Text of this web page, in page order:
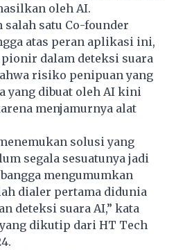
oleh AI.
salah satu Co-founder
atas peran aplikasi ini,
dalam deteksi suara
risiko penipuan yang
yang dibuat oleh AI kini
menjamurnya alat
solusi yang
segala sesuatunya jadi
mengumumkan
dialer pertama didunia
deteksi suara AI,” kata
dikutip dari HT Tech